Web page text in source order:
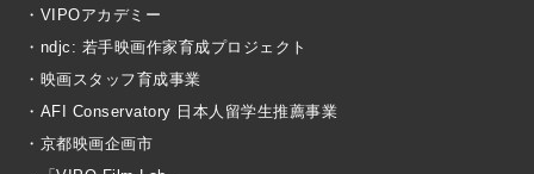
・VIPOアカデミー
・ndjc: 若手映画作家育成プロジェクト
・映画スタッフ育成事業
・AFI Conservatory 日本人留学生推薦事業
・京都映画企画市